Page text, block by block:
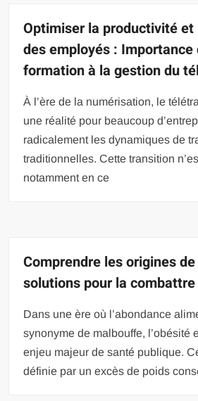
Optimiser la productivité
des employés : Importance
formation à la gestion du
À l’ère de la numérisation, le
une réalité pour beaucoup
radicalement les dynamiques de
traditionnelles. Cette transition
notamment en ce
Comprendre les origines
solutions pour la combattre
Dans une ère où l’abondance
synonyme de malbouffe, l’obésité
enjeu majeur de santé publique.
définie par un excès de poids